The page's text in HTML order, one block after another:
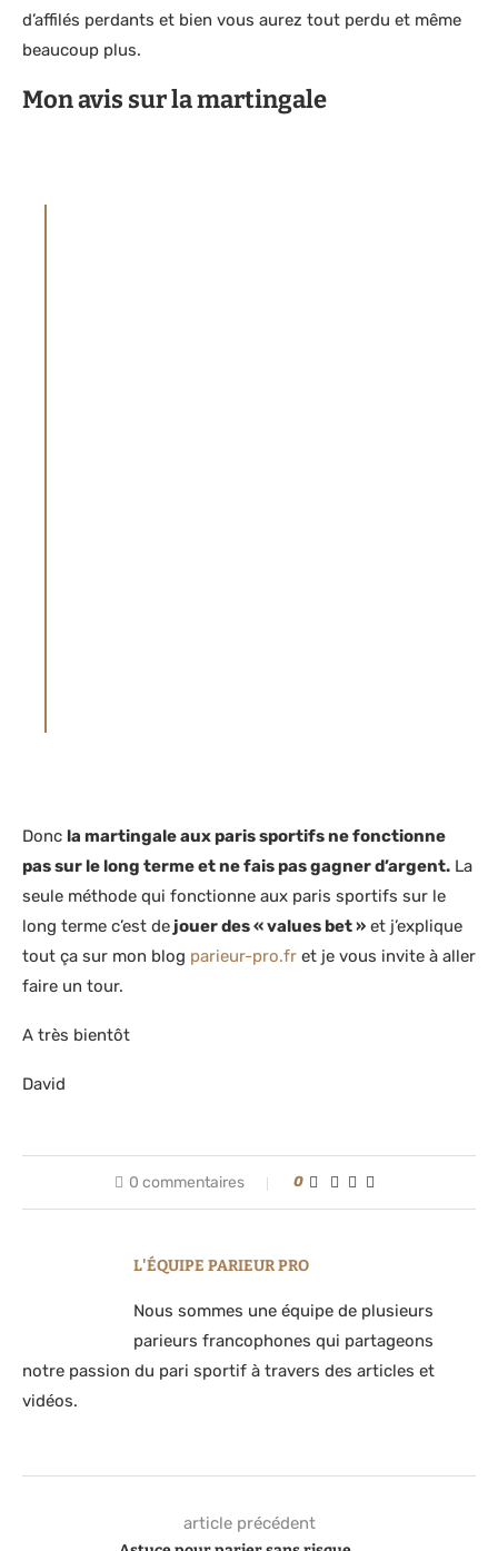
d’affilés perdants et bien vous aurez tout perdu et même
beaucoup plus.
Mon avis sur la martingale
Donc la martingale aux paris sportifs ne fonctionne
pas sur le long terme et ne fais pas gagner d’argent. La
seule méthode qui fonctionne aux paris sportifs sur le
long terme c’est de jouer des « values bet » et j’explique
tout ça sur mon blog parieur-pro.fr et je vous invite à aller
faire un tour.
A très bientôt
David
0 commentaires 0
L'ÉQUIPE PARIEUR PRO
Nous sommes une équipe de plusieurs
parieurs francophones qui partageons
notre passion du pari sportif à travers des articles et
vidéos.
article précédent